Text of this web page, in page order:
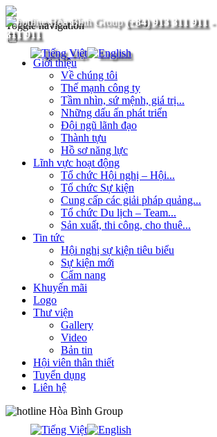
(+84) 913 311 911-
311 911
Toggle navigation
Giới thiệu
Về chúng tôi
Thế mạnh công ty
Tầm nhìn, sứ mệnh, giá trị...
Những dấu ấn phát triển
Đội ngũ lãnh đạo
Thành tựu
Hồ sơ năng lực
Lĩnh vực hoạt động
Tổ chức Hội nghị – Hội...
Tổ chức Sự kiện
Cung cấp các giải pháp quảng...
Tổ chức Du lịch – Team...
Sản xuất, thi công, cho thuê...
Tin tức
Hội nghị sự kiện tiêu biểu
Sự kiện mới
Cẩm nang
Khuyến mãi
Logo
Thư viện
Gallery
Video
Bản tin
Hội viên thân thiết
Tuyển dụng
Liên hệ